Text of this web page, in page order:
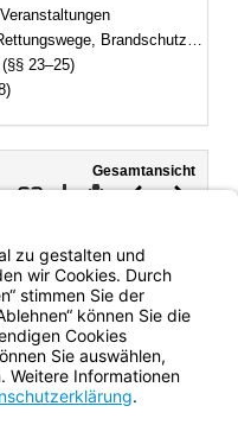
(§§ 21–22)
23–25)
Gesamtansicht
Download
DruckenVorheriges